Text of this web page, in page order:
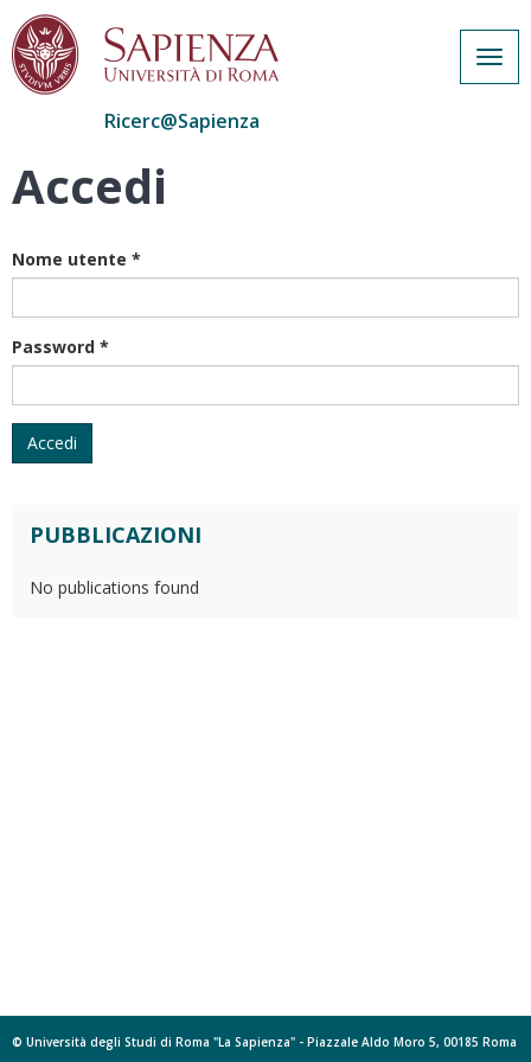
Salta
Ricerc@Sapienza
Accedi
Nome utente *
Password *
Accedi
PUBBLICAZIONI
No publications found
© Università degli Studi di Roma "La Sapienza" - Piazzale Aldo Moro 5, 00185 Roma